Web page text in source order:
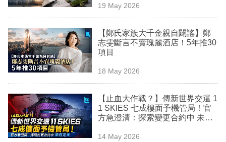
科
技
職
場
生
時
事
19 May 2026
【鄭氏家族大千金親自闢謠】鄭
志雯斷言不賣瑰麗酒店！5年推30
項目
18 May 2026
【止血大作戰？】傳新世界交還 1
1 SKIES 七成樓面予機管局！官
方急澄清：探索變更合約中 未有
14 May 2026